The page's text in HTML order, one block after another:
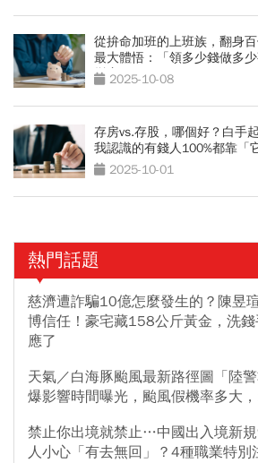
從拚命加班的上班族，翻身
最大體悟：「領多少錢做多
變窮？
2025-10-08
存房vs.存股，哪個好？白手
我認識的有錢人100%都靠「
2025-10-01
熱門話題
慈濟遭詐騙10億怎麼發生的？陳昱
博信任！豪宅藏158公斤黃金，洗
應了
天氣／白海豚颱風最新路徑圖「陸
爆影響時間曝光，颱風假機率多大
禁止你出境就禁止…中國出入境新
人小心「有去無回」？4種職業特別